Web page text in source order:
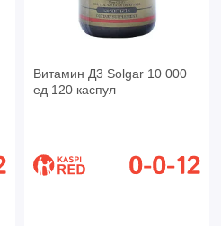
Витамин Д3 Solgar 10 000
ед 120 каспул